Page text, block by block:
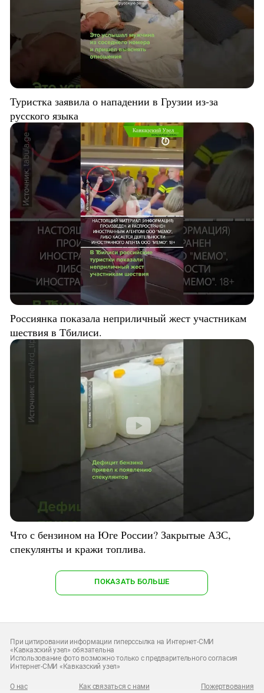
Туристка заявила о нападении в Грузии из-за
русского языка
Россиянка показала неприличный жест участникам
шествия в Тбилиси.
Что с бензином на Юге России? Закрытые АЗС,
спекулянты и кражи топлива.
ПОКАЗАТЬ БОЛЬШЕ
При цитировании информации гиперссылка на Интернет-СМИ
«Кавказский узел» обязательна
Использование фото возможно только с предварительного согласия
Интернет-СМИ «Кавказский узел»
О нас Как связаться с нами Пожертвования